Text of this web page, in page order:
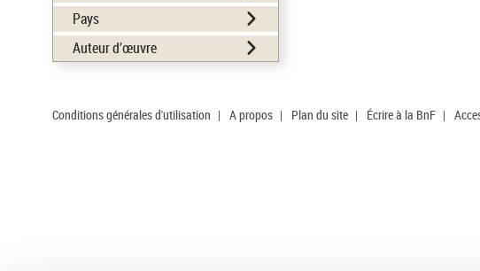
Pays
Auteur d’œuvre
Conditions générales d'utilisation | A propos | Plan du site | Écrire à la BnF |